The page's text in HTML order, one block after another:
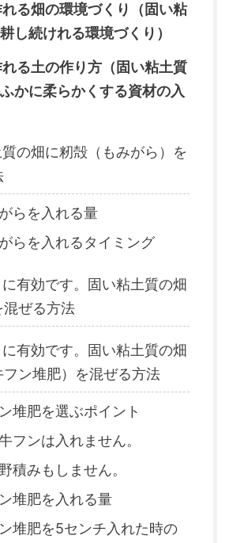
る畑の環境づくり（固い粘
し続けれる環境づくり）
る土の作り方（固い粘土質
かに柔らかくする資材の入
の畑に籾殻（もみがら）を
らを入れる量
らを入れるタイミング
有効です。固い粘土質の畑
混ぜる方法
有効です。固い粘土質の畑
フン堆肥）を混ぜる方法
堆肥を選ぶポイント
フンは入れません。
積みもしません。
堆肥を入れる量
堆肥を5センチ入れた時の